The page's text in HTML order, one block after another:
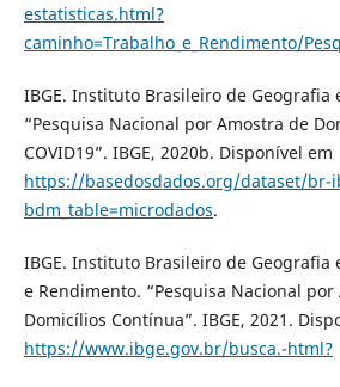
estatisticas.html?
caminho=Trabalho_e_Rendimento/
IBGE. Instituto Brasileiro de Geografia
“Pesquisa Nacional por Amostra de
COVID19”. IBGE, 2020b. Disponível em
https://basedosdados.org/dataset/br-
bdm_table=microdados.
IBGE. Instituto Brasileiro de Geografia
e Rendimento. “Pesquisa Nacional
Domicílios Contínua”. IBGE, 2021.
https://www.ibge.gov.br/busca.-html?